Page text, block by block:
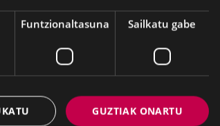
Funtzionaltasuna Sailkatu gabe
GUZTIAK ONARTU